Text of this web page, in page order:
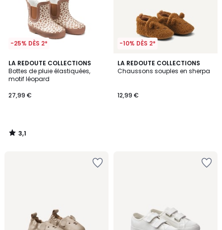
-25% DÈS 2*
LA REDOUTE COLLECTIONS
Bottes de pluie élastiquées,
motif léopard
27,99 €
3,1
/
5
3,1
/
-10% DÈS 2*
LA REDOUTE COLLECTIONS
Chaussons souples en sherpa
12,99 €